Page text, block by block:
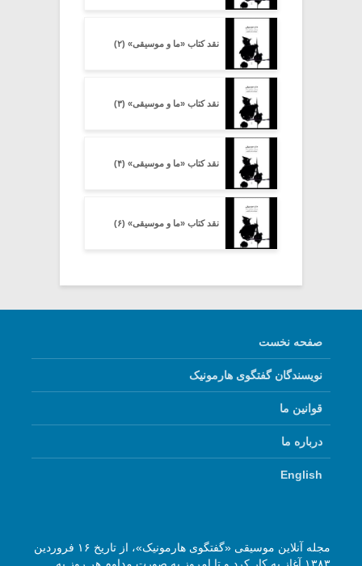
نقد کتاب «ما و موسیقی» (۲)
نقد کتاب «ما و موسیقی» (۳)
نقد کتاب «ما و موسیقی» (۴)
نقد کتاب «ما و موسیقی» (۶)
صفحه نخست
نویسندگان گفتگوی هارمونیک
قوانین ما
درباره ما
English
مجله آنلاین موسیقی «گفتگوی هارمونیک»، از تاریخ ۱۶ فروردین